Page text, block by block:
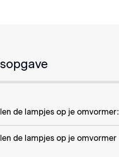
de lampjes op je omvormer:
de lampjes op je omvormer